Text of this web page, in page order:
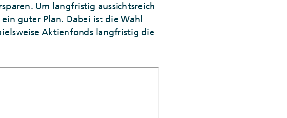
Um langfristig aussichtsreich
guter Plan. Dabei ist die Wahl
Aktienfonds langfristig die